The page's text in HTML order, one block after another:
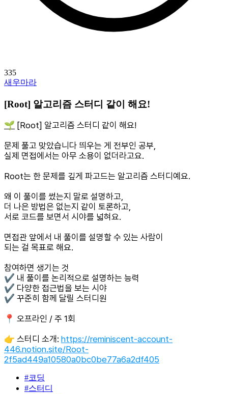
335
새우마라
[Root] 알고리즘 스터디 같이 해요!
🌱 [Root] 알고리즘 스터디 같이 해요!
문제 풀고 맞았습니다 띄우는 게 전부인 공부,
실제 면접에서는 아무 소용이 없더라고요.
Root는 한 문제를 깊게 파고드는 알고리즘 스터디예요.
왜 이 풀이를 썼는지 말로 설명하고,
더 나은 방법은 없는지 같이 토론하고,
서로 코드를 보면서 시야를 넓혀요.
면접관 앞에서 내 풀이를 설명할 수 있는 사람이
되는 걸 목표로 해요.
참여하면 생기는 것
✔️ 내 풀이를 논리적으로 설명하는 능력
✔️ 다양한 접근법을 보는 시야
✔️ 꾸준히 함께 달릴 스터디원
📍 오프라인 / 주 1회
👉 스터디 소개: https://reminiscent-account-
446.notion.site/Root-
2f5ad449a10580a0bc0be77a6a2df405
#코딩
#스터디